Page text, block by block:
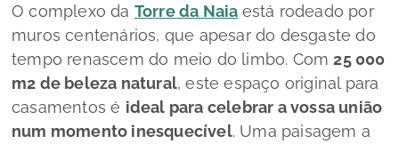
O complexo da Torre da Naia está rodeado por
muros centenários, que apesar do desgaste do
tempo renascem do meio do limbo. Com25 000
m2 de beleza natural, este espaço original para
casamentos é ideal para celebrar a vossa união
num momento inesquecível. Uma paisagem a